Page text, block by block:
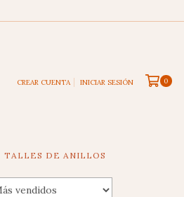
CREAR CUENTA INICIAR SESIÓN 0
TALLES DE ANILLOS